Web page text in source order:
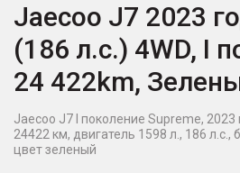
Jaecoo J7 2023
(186 л.с.) 4WD, I
24 422km,
Jaecoo J7 I поколение Supreme, 2023
24422 км, двигатель 1598 л., 186 л.с.,
цвет зеленый